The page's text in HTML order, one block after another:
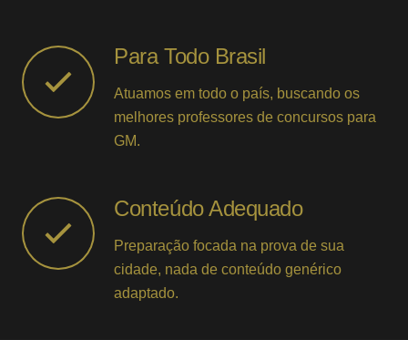
Para Todo Brasil
Atuamos em todo o país, buscando os
melhores professores de concursos para
GM.
Conteúdo Adequado
Preparação focada na prova de sua
cidade, nada de conteúdo genérico
adaptado.